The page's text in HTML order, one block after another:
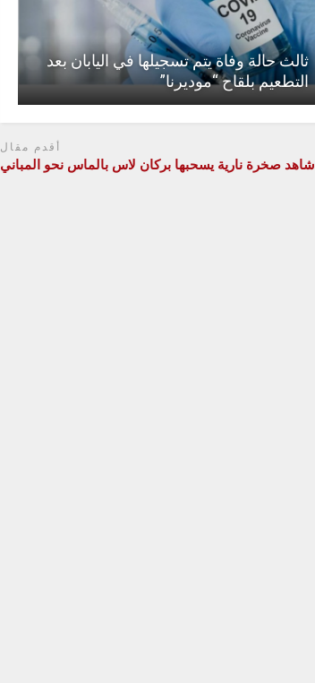
ثالث حالة وفاة يتم تسجيلها في اليابان بعد
التطعيم بلقاح “موديرنا”
أقدم مقال
شاهد صخرة نارية يسحبها بركان لاس بالماس نحو المباني